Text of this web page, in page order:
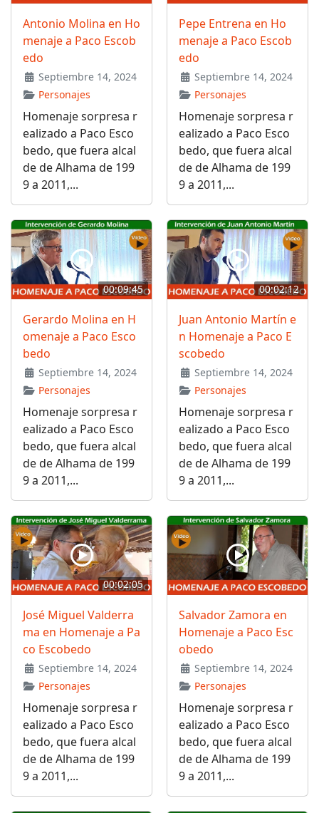
Antonio Molina en Ho
menaje a Paco Escob
edo
Septiembre 14, 2024
Personajes
Homenaje sorpresa r
ealizado a Paco Esco
bedo, que fuera alcal
de de Alhama de 199
9 a 2011,...
Pepe Entrena en Ho
menaje a Paco Escob
edo
Septiembre 14, 2024
Personajes
Homenaje sorpresa r
ealizado a Paco Esco
bedo, que fuera alcal
de de Alhama de 199
9 a 2011,...
00:09:45
Gerardo Molina en H
omenaje a Paco Esco
bedo
Septiembre 14, 2024
Personajes
Homenaje sorpresa r
ealizado a Paco Esco
bedo, que fuera alcal
de de Alhama de 199
9 a 2011,...
00:02:12
Juan Antonio Martín e
n Homenaje a Paco E
scobedo
Septiembre 14, 2024
Personajes
Homenaje sorpresa r
ealizado a Paco Esco
bedo, que fuera alcal
de de Alhama de 199
9 a 2011,...
00:02:05
José Miguel Valderra
ma en Homenaje a Pa
co Escobedo
Septiembre 14, 2024
Personajes
Homenaje sorpresa r
ealizado a Paco Esco
bedo, que fuera alcal
de de Alhama de 199
9 a 2011,...
Salvador Zamora en
Homenaje a Paco Esc
obedo
Septiembre 14, 2024
Personajes
Homenaje sorpresa r
ealizado a Paco Esco
bedo, que fuera alcal
de de Alhama de 199
9 a 2011,...